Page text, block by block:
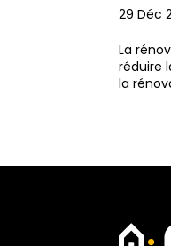
29 Déc
La
réduire
la